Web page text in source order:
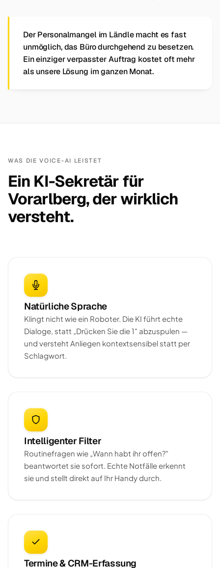
Der Personalmangel im Ländle macht es fast
unmöglich, das Büro durchgehend zu besetzen.
Ein einziger verpasster Auftrag kostet oft mehr
als unsere Lösung im ganzen Monat.
WAS DIE VOICE-AI LEISTET
Ein KI-Sekretär für
Vorarlberg, der wirklich
versteht.
Natürliche Sprache
Klingt nicht wie ein Roboter. Die KI führt echte
Dialoge, statt „Drücken Sie die 1" abzuspulen —
und versteht Anliegen kontextsensibel statt per
Schlagwort.
Intelligenter Filter
Routinefragen wie „Wann habt ihr offen?"
beantwortet sie sofort. Echte Notfälle erkennt
sie und stellt direkt auf Ihr Handy durch.
Termine & CRM-Erfassung